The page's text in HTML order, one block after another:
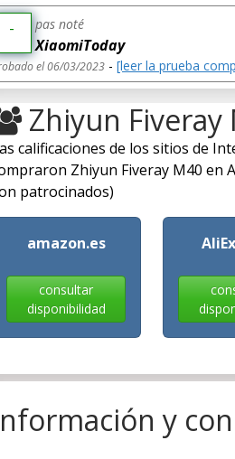
- pas noté
XiaomiToday
el 06/03/2023 - [leer la prueba
Zhiyun Fiveray
calificaciones de los sitios de
Zhiyun Fiveray M40 en
patrocinados)
amazon.es
consultar
disponibilidad
y